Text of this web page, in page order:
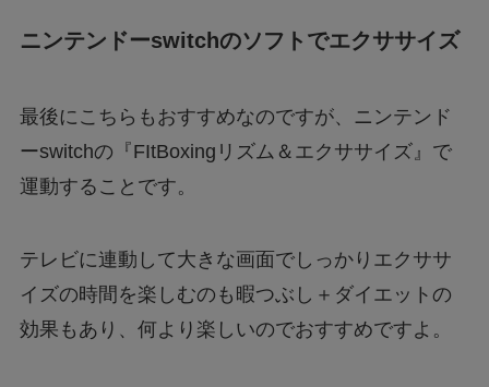
ニンテンドーswitchのソフトでエクササイズ
最後にこちらもおすすめなのですが、ニンテンド
ーswitchの『FItBoxingリズム＆エクササイズ』で
運動することです。
テレビに連動して大きな画面でしっかりエクササ
イズの時間を楽しむのも暇つぶし＋ダイエットの
効果もあり、何より楽しいのでおすすめですよ。